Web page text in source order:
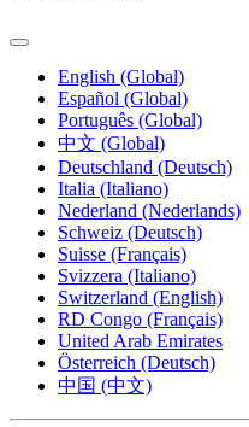
English (Global)
Español (Global)
Português (Global)
中文 (Global)
Deutschland (Deutsch)
Italia (Italiano)
Nederland (Nederlands)
Schweiz (Deutsch)
Suisse (Français)
Svizzera (Italiano)
Switzerland (English)
RD Congo (Français)
United Arab Emirates
Österreich (Deutsch)
中国 (中文)